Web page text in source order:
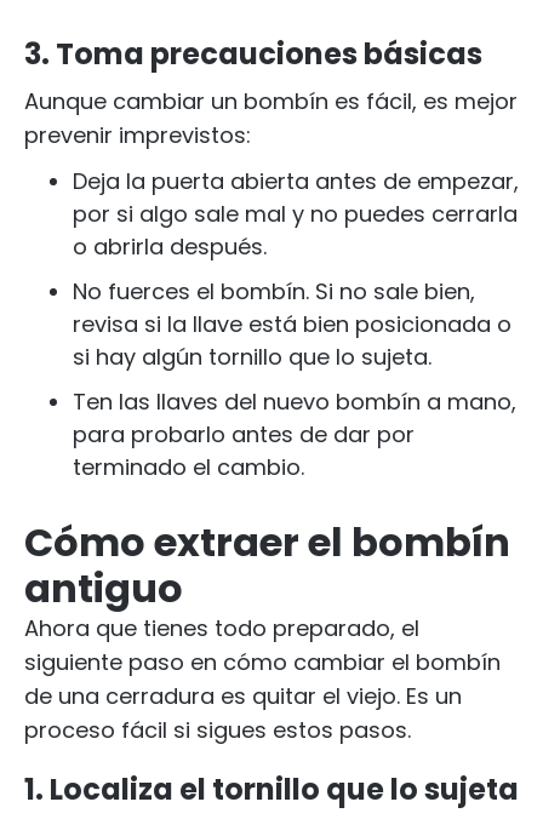
3. Toma precauciones básicas
Aunque cambiar un bombín es fácil, es mejor
prevenir imprevistos:
Deja la puerta abierta antes de empezar,
por si algo sale mal y no puedes cerrarla
o abrirla después.
No fuerces el bombín. Si no sale bien,
revisa si la llave está bien posicionada o
si hay algún tornillo que lo sujeta.
Ten las llaves del nuevo bombín a mano,
para probarlo antes de dar por
terminado el cambio.
Cómo extraer el bombín
antiguo
Ahora que tienes todo preparado, el
siguiente paso en cómo cambiar el bombín
de una cerradura es quitar el viejo. Es un
proceso fácil si sigues estos pasos.
1. Localiza el tornillo que lo sujeta